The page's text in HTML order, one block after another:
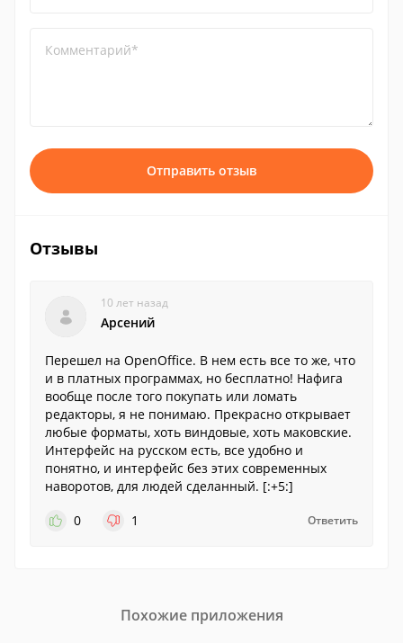
Комментарий*
Отправить отзыв
Отзывы
10 лет назад
Арсений
Перешел на OpenOffice. В нем есть все то же, что
и в платных программах, но бесплатно! Нафига
вообще после того покупать или ломать
редакторы, я не понимаю. Прекрасно открывает
любые форматы, хоть виндовые, хоть маковские.
Интерфейс на русском есть, все удобно и
понятно, и интерфейс без этих современных
наворотов, для людей сделанный. [:+5:]
0
1 Ответить
Похожие приложения